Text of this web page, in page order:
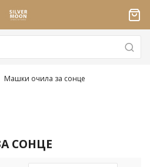
Машки очила за сонце
СОНЦЕ